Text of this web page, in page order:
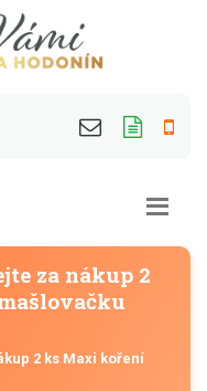
za nákup 2
2 ks Maxi koření